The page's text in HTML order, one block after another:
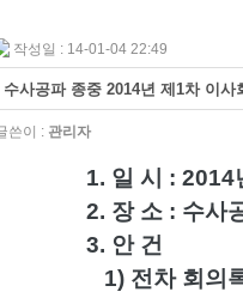
작성일 : 14-01-04 22:49
수사공파 종중 2014년 제1차 이사
쓴이 : 관리자
1. 일 시 : 2014
2. 장 소 : 수사공
3. 안 건
1) 전차 회의록